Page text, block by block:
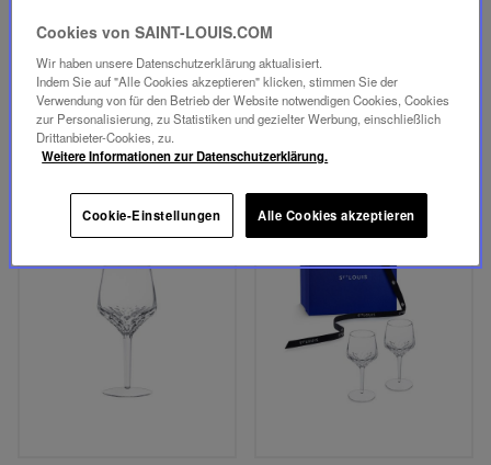
WASSERGLAS #2
215,00 €
IN DEN WARENKORB
2 WASSERGLÄSER #2
430,00 €
IN DEN WARENKORB
Cookies von SAINT-LOUIS.COM
Wir haben unsere Datenschutzerklärung aktualisiert.
Indem Sie auf "Alle Cookies akzeptieren" klicken, stimmen Sie der
Verwendung von für den Betrieb der Website notwendigen Cookies, Cookies
zur Personalisierung, zu Statistiken und gezielter Werbung, einschließlich
Drittanbieter-Cookies, zu.
Weitere Informationen zur Datenschutzerklärung.
Cookie-Einstellungen Alle Cookies akzeptieren